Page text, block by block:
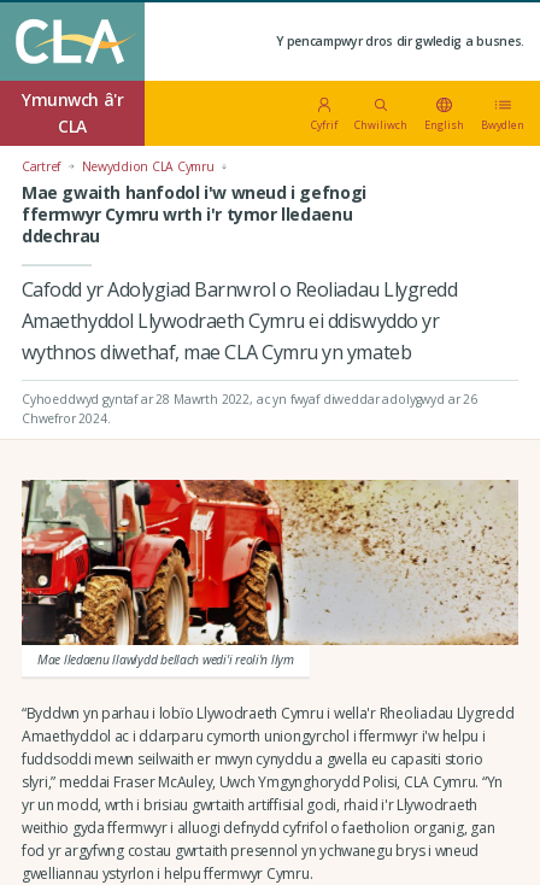
Y pencampwyr dros dir gwledig a busnes.
Ymunwch â'r
CLA
Cyfrif Chwiliwch English Bwydlen
Cartref Newyddion CLA Cymru
Mae gwaith hanfodol i'w wneud i gefnogi
ffermwyr Cymru wrth i'r tymor lledaenu
ddechrau
Cafodd yr Adolygiad Barnwrol o Reoliadau Llygredd
Amaethyddol Llywodraeth Cymru ei ddiswyddo yr
wythnos diwethaf, mae CLA Cymru yn ymateb
Cyhoeddwyd gyntaf ar 28 Mawrth 2022, ac yn fwyaf diweddar adolygwyd ar 26
Chwefror 2024.
Mae lledaenu llawlydd bellach wedi'i reoli'n llym
“Byddwn yn parhau i lobïo Llywodraeth Cymru i wella'r Rheoliadau Llygredd
Amaethyddol ac i ddarparu cymorth uniongyrchol i ffermwyr i'w helpu i
fuddsoddi mewn seilwaith er mwyn cynyddu a gwella eu capasiti storio
slyri,” meddai Fraser McAuley, Uwch Ymgynghorydd Polisi, CLA Cymru. “Yn
yr un modd, wrth i brisiau gwrtaith artiffisial godi, rhaid i'r Llywodraeth
weithio gyda ffermwyr i alluogi defnydd cyfrifol o faetholion organig, gan
fod yr argyfwng costau gwrtaith presennol yn ychwanegu brys i wneud
gwelliannau ystyrlon i helpu ffermwyr Cymru.